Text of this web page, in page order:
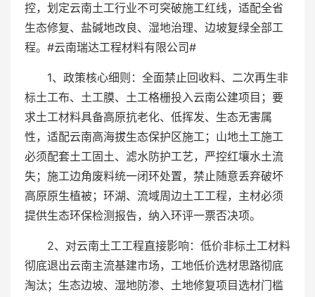
控，划定云南土工行业不可突破施工红线，适配全省
生态修复、盐碱地改良、湿地治理、边坡复绿全部工
程。#云南瑞达工程材料有限公司#
1、政策核心细则：全面禁止回收料、二次再生非
标土工布、土工膜、土工格栅投入云南公建项目；要
求土工材料具备高原抗老化、低挥发、生态无害属
性，适配云南高海拔生态保护区施工；山地土工施工
必须配套土工固土、滤水防护工艺，严控红壤水土流
失；施工边角废料统一闭环处置，禁止随意丢弃破坏
高原原生植被；环湖、流域周边土工工程，主材必须
提供生态环保检测报告，纳入环评一票否决项。
2、对云南土工工程直接影响：低价非标土工材料
彻底退出云南主流基建市场，工地低价选材思路彻底
淘汰；生态边坡、湿地防渗、土地修复项目选材门槛